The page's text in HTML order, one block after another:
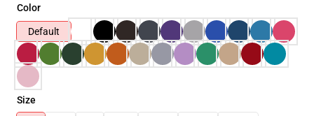
Color
Default
Size